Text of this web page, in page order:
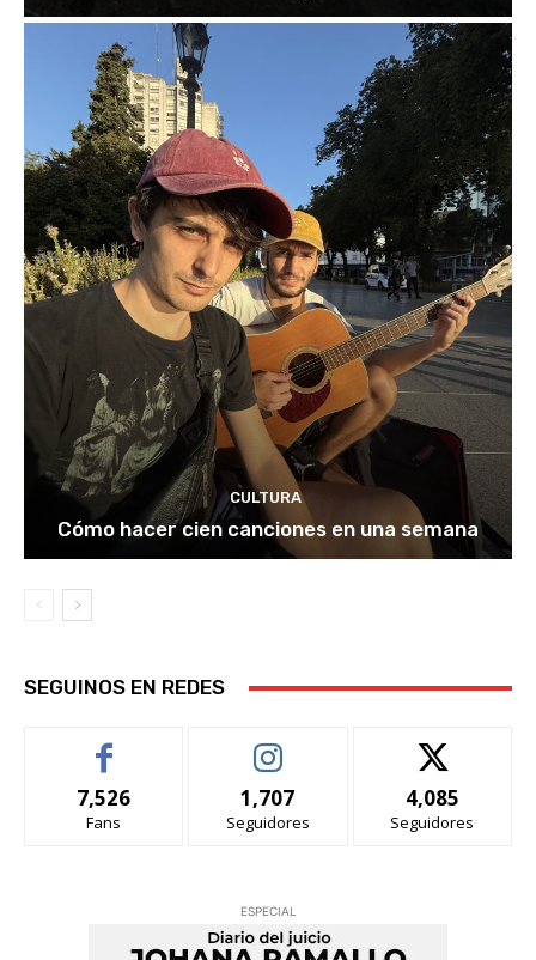
CULTURA
Cómo hacer cien canciones en una semana
SEGUINOS EN REDES
7,526
Fans
1,707
Seguidores
4,085
Seguidores
ESPECIAL